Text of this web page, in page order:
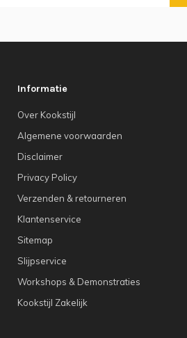
Informatie
Over Kookstijl
Algemene voorwaarden
Disclaimer
Privacy Policy
Verzenden & retourneren
Klantenservice
Sitemap
Slijpservice
Workshops & Demonstraties
Kookstijl Zakelijk